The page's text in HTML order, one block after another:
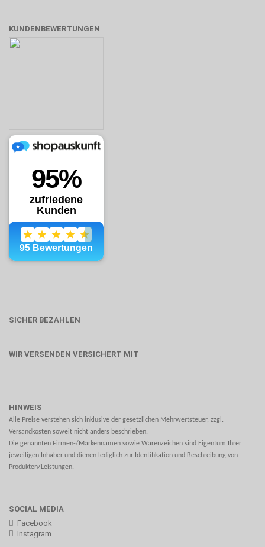
KUNDENBEWERTUNGEN
SICHER BEZAHLEN
WIR VERSENDEN VERSICHERT MIT
HINWEIS
Alle Preise verstehen sich inklusive der gesetzlichen Mehrwertsteuer, zzgl.
Versandkosten soweit nicht anders beschrieben.
Die genannten Firmen-/Markennamen sowie Warenzeichen sind Eigentum Ihrer
jeweiligen Inhaber und dienen lediglich zur Identifikation und Beschreibung von
Produkten/Leistungen.
SOCIAL MEDIA
Facebook
Instagram